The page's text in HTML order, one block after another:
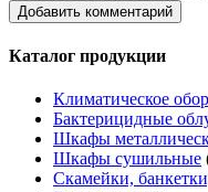
Добавить комментарий
Каталог продукции
Климатическое
Бактерицидные
Шкафы
Шкафы сушильные
Скамейки,